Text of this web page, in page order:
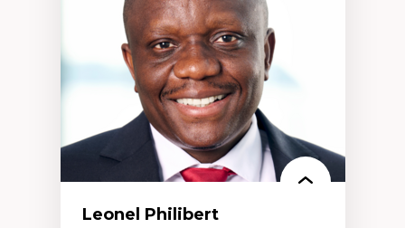
Interventions organisationnelles
Comportement organisationnel
(mobilisation au travail)
Recherche qualitative
Éthique des affaires
Leonel Philibert